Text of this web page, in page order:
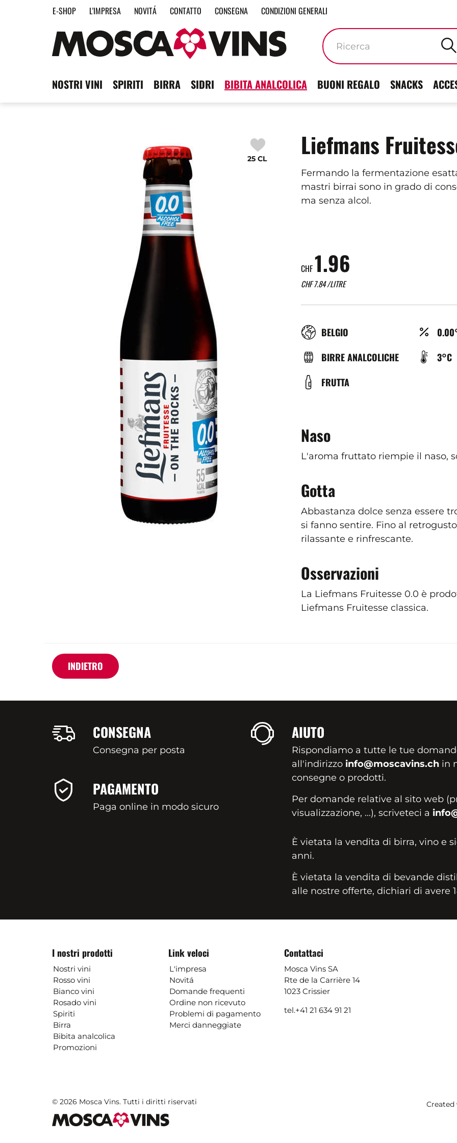
E-SHOP L'IMPRESA NOVITÁ CONTATTO CONSEGNA CONDIZIONI GENERALI
NOSTRI VINI SPIRITI BIRRA SIDRI BIBITA ANALCOLICA BUONI REGALO SNACKS
Parole
chiave
25 CL Liefmans
Fermando la fermentazione
mastri birrai sono in grado di
ma senza alcol.
CHF1.96
CHF7.84/LITRE
RÉGION
BELGIO
TYPE
BIÈRE
BIRRE ANALCOLICHE
COULEUR
FRUTTA
3°C
Naso
L'aroma fruttato riempie il naso,
Gotta
Abbastanza dolce senza essere
si fanno sentire. Fino al
rilassante e rinfrescante.
Osservazioni
La Liefmans Fruitesse 0.0 è
Liefmans Fruitesse classica.
INDIETRO
CONSEGNA
Consegna per posta
PAGAMENTO
Paga online in modo sicuro
AIUTO
Rispondiamo a tutte le tue
all'indirizzo info@moscavins.ch in
consegne o prodotti.
Per domande relative al sito web
visualizzazione, ...), scriveteci a
È vietata la vendita di birra, vino e
anni.
È vietata la vendita di bevande
alle nostre offerte, dichiari di avere
I nostri prodotti
Nostri vini
Rosso vini
Bianco vini
Rosado vini
Spiriti
Birra
Bibita analcolica
Promozioni
Link veloci
L'impresa
Novitá
Domande frequenti
Ordine non ricevuto
Problemi di pagamento
Merci danneggiate
Contattaci
Mosca Vins SA
Rte de la Carrière 14
1023 Crissier
tel.+41 21 634 91 21
© 2026 Mosca Vins. Tutti i diritti riservati